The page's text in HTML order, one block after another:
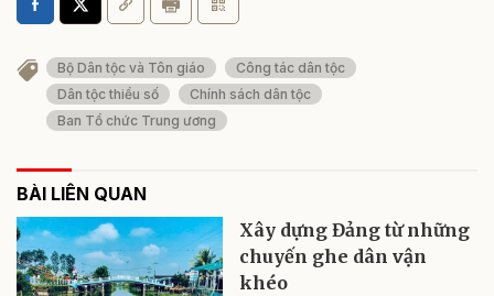
Bộ Dân tộc và Tôn giáo
Công tác dân tộc
Dân tộc thiểu số
Chính sách dân tộc
Ban Tổ chức Trung ương
BÀI LIÊN QUAN
Xây dựng Đảng từ những
chuyến ghe dân vận
khéo